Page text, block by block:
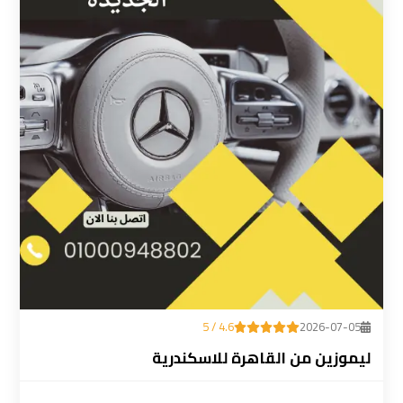
2026-07-05
4.6 / 5
ليموزين من القاهرة للاسكندرية
ليموزين
ليموزين
مطار
القاهرة
سعر
ليموزين
القاهرة
سيارات
ليموزين